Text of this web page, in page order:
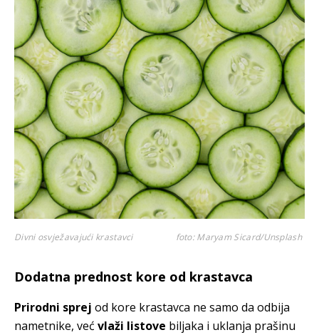
Divni osvježavajući krastavci foto: Maryam Sicard/Unsplash
Dodatna prednost kore od krastavca
Prirodni sprej od kore krastavca ne samo da odbija
nametnike, već vlaži listove biljaka i uklanja prašinu